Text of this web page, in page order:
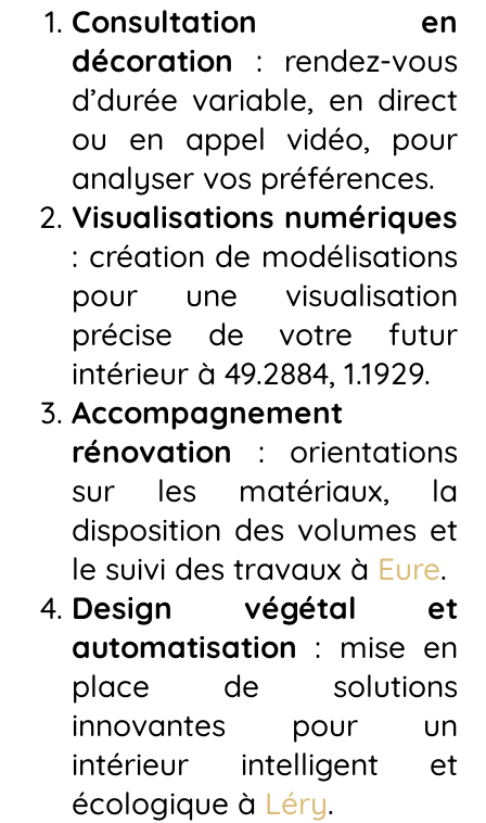
Consultation en
décoration : rendez-vous
d’durée variable, en direct
ou en appel vidéo, pour
analyser vos préférences.
Visualisations numériques
: création de modélisations
pour une visualisation
précise de votre futur
intérieur à 49.2884, 1.1929.
Accompagnement
rénovation : orientations
sur les matériaux, la
disposition des volumes et
le suivi des travaux à Eure.
Design végétal et
automatisation : mise en
place de solutions
innovantes pour un
intérieur intelligent et
écologique à Léry.